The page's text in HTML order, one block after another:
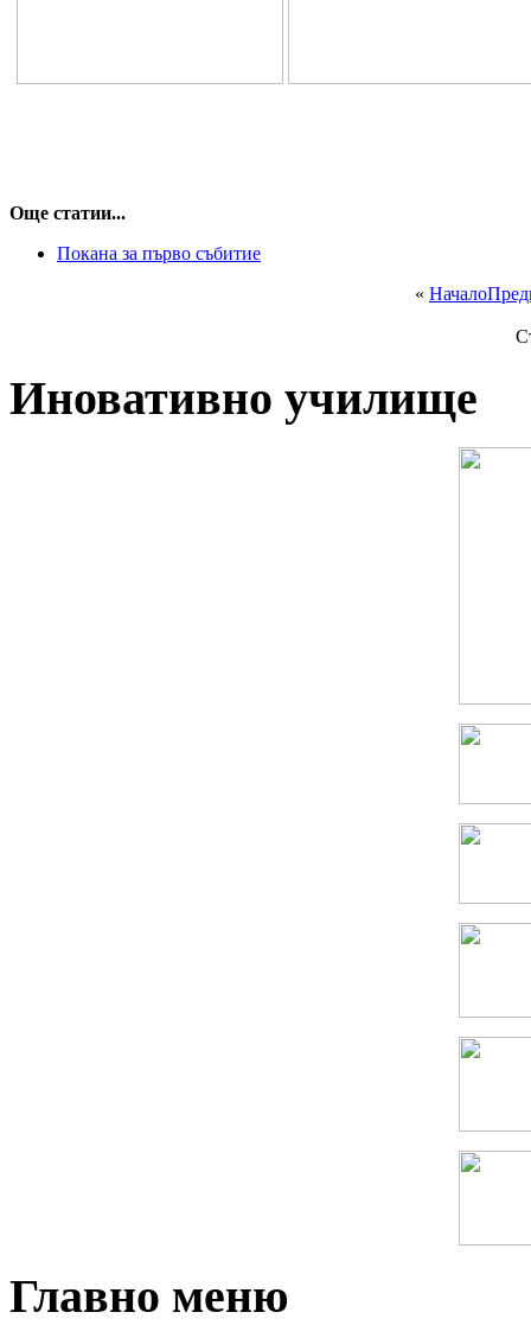
Още статии...
Покана за първо събитие
« Начало
Иновативно училище
Главно меню